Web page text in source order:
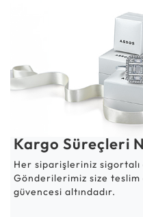
Kargo Süreçleri
Her siparişleriniz
Gönderilerimiz size teslim
güvencesi altındadır.